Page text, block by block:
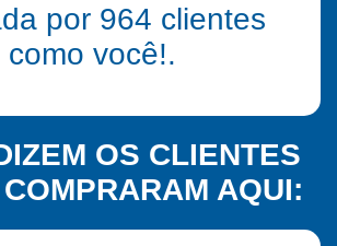
por 964 clientes
como você!.
OS CLIENTES
AQUI: